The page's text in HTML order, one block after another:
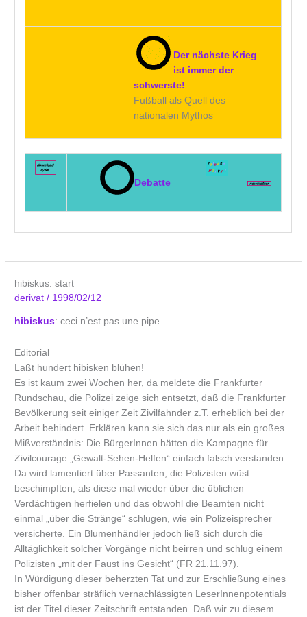
Der nächste Krieg
ist immer der
schwerste!
Fußball als Quell des
nationalen Mythos
Debatte
hibiskus: start
derivat/ 1998/02/12
hibiskus: ceci n’est pas une pipe
Editorial
Laßt hundert hibisken blühen!
Es ist kaum zwei Wochen her, da meldete die Frankfurter
Rundschau, die Polizei zeige sich entsetzt, daß die Frankfurter
Bevölkerung seit einiger Zeit Zivilfahnder z.T. erheblich bei der
Arbeit behindert. Erklären kann sie sich das nur als ein großes
Mißverständnis: Die BürgerInnen hätten die Kampagne für
Zivilcourage „Gewalt-Sehen-Helfen“ einfach falsch verstanden.
Da wird lamentiert über Passanten, die Polizisten wüst
beschimpften, als diese mal wieder über die üblichen
Verdächtigen herfielen und das obwohl die Beamten nicht
einmal „über die Stränge“ schlugen, wie ein Polizeisprecher
versicherte. Ein Blumenhändler jedoch ließ sich durch die
Alltäglichkeit solcher Vorgänge nicht beirren und schlug einem
Polizisten „mit der Faust ins Gesicht“ (FR 21.11.97).
In Würdigung dieser beherzten Tat und zur Erschließung eines
bisher offenbar sträflich vernachlässigten LeserInnenpotentials
ist der Titel dieser Zeitschrift entstanden. Daß wir zu diesem